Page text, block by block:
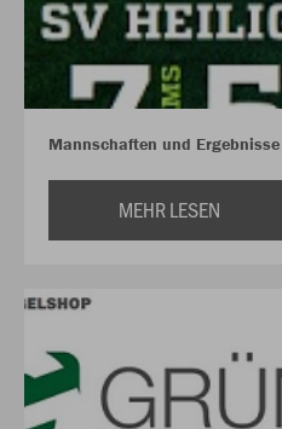
Mannschaften und
MEHR LESEN